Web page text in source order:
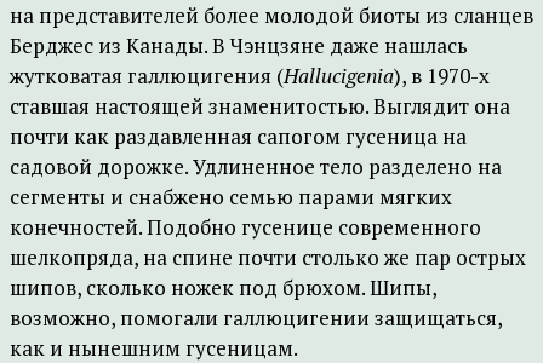
на представителей более молодой биоты из сланцев
Берджес из Канады. В Чэнцзяне даже нашлась
жутковатая галлюцигения (Hallucigenia), в 1970-х
ставшая настоящей знаменитостью. Выглядит она
почти как раздавленная сапогом гусеница на
садовой дорожке. Удлиненное тело разделено на
сегменты и снабжено семью парами мягких
конечностей. Подобно гусенице современного
шелкопряда, на спине почти столько же пар острых
шипов, сколько ножек под брюхом. Шипы,
возможно, помогали галлюцигении защищаться,
как и нынешним гусеницам.